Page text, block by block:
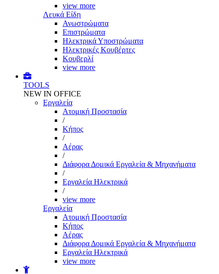
view more
Λευκά Είδη
Ανωστρώματα
Επιστρώματα
Ηλεκτρικά Υποστρώματα
Ηλεκτρικές Κουβέρτες
Κουβερλί
view more
TOOLS
NEW IN OFFICE
Εργαλεία
Aτομική Προστασία
/
Kήπος
/
Αέρας
/
Διάφορα Δομικά Εργαλεία & Μηχανήματα
/
Εργαλεία Ηλεκτρικά
/
view more
Εργαλεία
Aτομική Προστασία
Kήπος
Αέρας
Διάφορα Δομικά Εργαλεία & Μηχανήματα
Εργαλεία Ηλεκτρικά
view more